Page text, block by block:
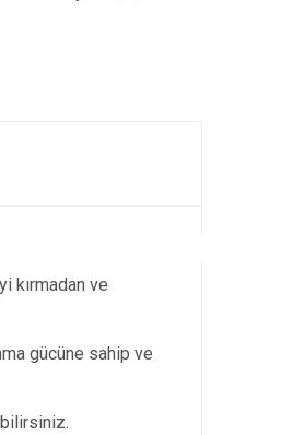
kırmadan ve
gücüne sahip ve